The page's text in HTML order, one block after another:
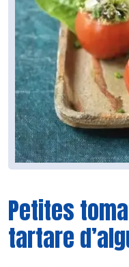
Petites
tartare